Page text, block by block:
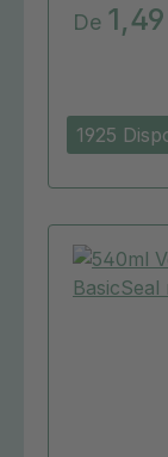
1925
De